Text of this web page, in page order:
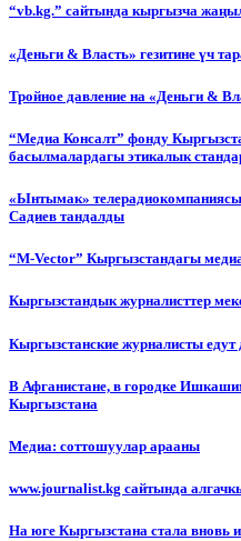
“vb.kg.” сайтында кыргызча
«Деньги & Власть» гезитине үч
Тройное давление на «Деньги &
“Медиа Консалт” фонду
басылмалардагы этикалык
«Ынтымак»
Садиев тандалды
“М-Vector” Кыргызстандагы
Кыргызстандык журналисттер
Кыргызстанские журналисты едут
В Афганистане, в городке
Кыргызстана
Медиа: соттошуулар арааны
www.journalist.kg сайтында
На юге Кыргызстана стала вновь